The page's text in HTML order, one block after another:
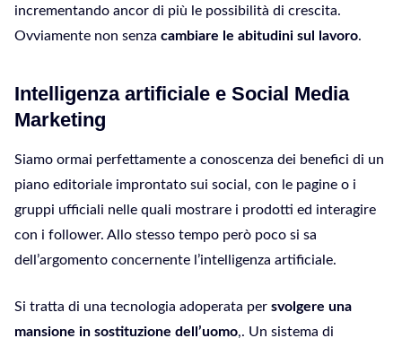
incrementando ancor di più le possibilità di crescita.
Ovviamente non senza cambiare le abitudini sul lavoro.
Intelligenza artificiale e Social Media
Marketing
Siamo ormai perfettamente a conoscenza dei benefici di un
piano editoriale improntato sui social, con le pagine o i
gruppi ufficiali nelle quali mostrare i prodotti ed interagire
con i follower. Allo stesso tempo però poco si sa
dell’argomento concernente l’intelligenza artificiale.
Si tratta di una tecnologia adoperata per svolgere una
mansione in sostituzione dell’uomo,. Un sistema di